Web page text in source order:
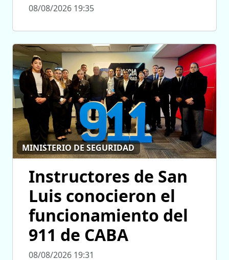
08/08/2026 19:35
MINISTERIO DE SEGURIDAD
Instructores de San
Luis conocieron el
funcionamiento del
911 de CABA
08/08/2026 19:31